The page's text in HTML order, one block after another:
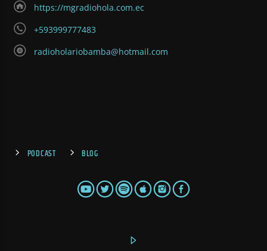
https://mgradiohola.com.ec
+593999777483
radioholariobamba@hotmail.com
PODCAST BLOG